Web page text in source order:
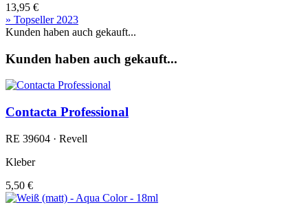
13,95 €
» Topseller 2023
Kunden haben auch gekauft...
Kunden haben auch gekauft...
Contacta Professional
RE 39604 · Revell
Kleber
5,50 €